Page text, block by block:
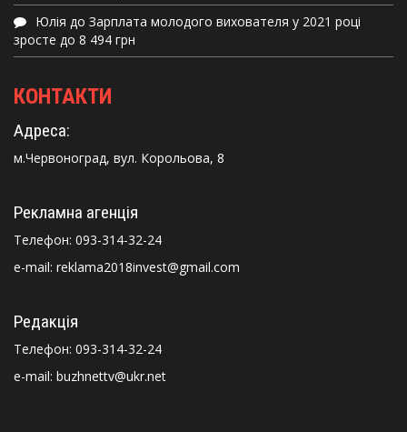
Юлія до Зарплата молодого вихователя у 2021 році
зросте до 8 494 грн
КОНТАКТИ
Адреса:
м.Червоноград, вул. Корольова, 8
Рекламна агенція
Телефон: 093-314-32-24
e-mail: reklama2018invest@gmail.com
Редакція
Телефон: 093-314-32-24
e-mail: buzhnettv@ukr.net